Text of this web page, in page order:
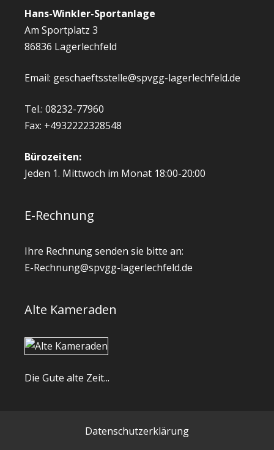
Hans-Winkler-Sportanlage
Am Sportplatz 3
86836 Lagerlechfeld
Email: geschaeftsstelle@spvgg-lagerlechfeld.de
Tel.: 08232-77960
Fax: +4932222328548
Bürozeiten:
Jeden 1. Mittwoch im Monat 18:00-20:00
E-Rechnung
Ihre Rechnung senden sie bitte an:
E-Rechnung@spvgg-lagerlechfeld.de
Alte Kameraden
Die Gute alte Zeit...
Datenschutzerklärung